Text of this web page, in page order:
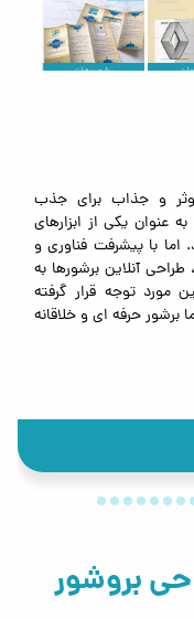
آماده می‌شود.
موثر و جذاب برای جذب
عنوان یکی از ابزارهای
با پیشرفت فناوری و
آنلاین برشورها به
مورد توجه قرار گرفته
حرفه ای و خلاقانه
بروشور